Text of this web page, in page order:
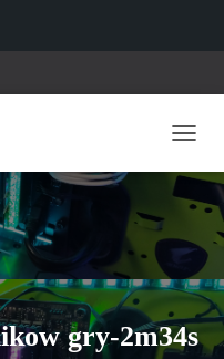
R
E
Ą
C
Z
N
A
gry-2m34s